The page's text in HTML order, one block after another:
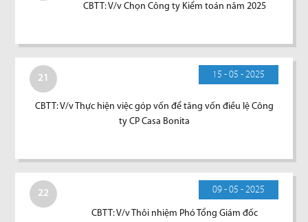
CBTT: V/v Chọn Công ty Kiểm toán năm 2025
21 15 - 05 - 2025
CBTT: V/v Thực hiện việc góp vốn để tăng vốn điều lệ Công
ty CP Casa Bonita
22 09 - 05 - 2025
CBTT: V/v Thôi nhiệm Phó Tổng Giám đốc